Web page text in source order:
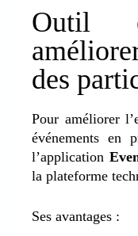
Outil
des
Pour améliorer
événements en
l’application
la plateforme
Ses avantages :